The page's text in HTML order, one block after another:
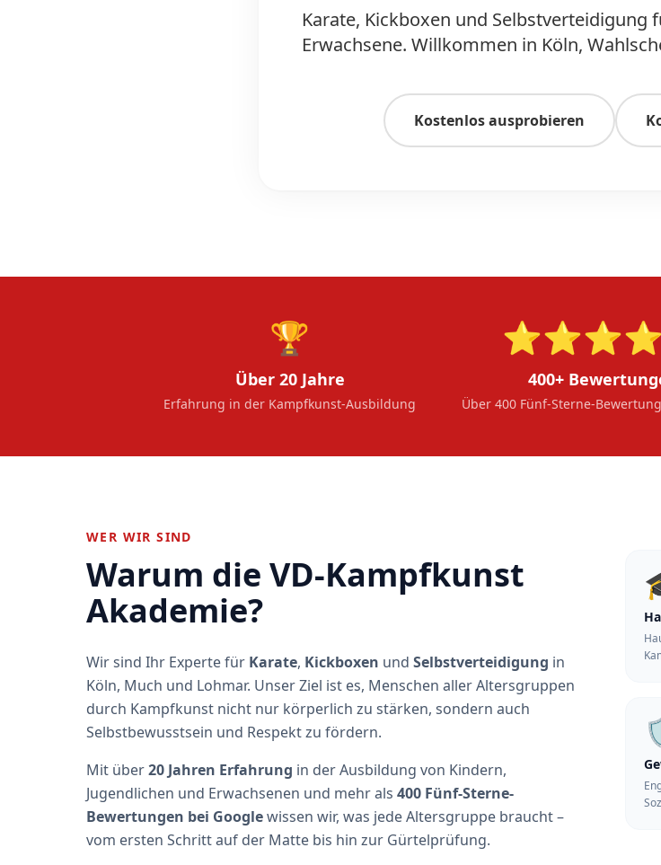
Karate, Kickboxen und Selbstverteidigung
Erwachsene. Willkommen in Köln,
Kostenlos ausprobieren
🏆
Über 20 Jahre
Erfahrung in der Kampfkunst-Ausbildung
400+
Über 400 Fünf-Sterne-
WER WIR SIND
Warum die VD-Kampfkunst
Akademie?
Wir sind Ihr Experte für Karate, Kickboxen und Selbstverteidigung in
Köln, Much und Lohmar. Unser Ziel ist es, Menschen aller Altersgruppen
durch Kampfkunst nicht nur körperlich zu stärken, sondern auch
Selbstbewusstsein und Respekt zu fördern.
Mit über20 Jahren Erfahrung in der Ausbildung von Kindern,
Jugendlichen und Erwachsenen und mehr als 400 Fünf-Sterne-
Bewertungen bei Googlewissen wir, was jede Altersgruppe braucht –
vom ersten Schritt auf der Matte bis hin zur Gürtelprüfung.